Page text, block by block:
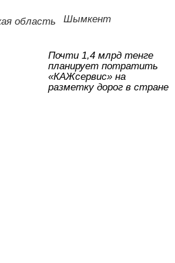
аобласть Шымкент
Почти 1,4 млрд тенге
планирует потратить
«КАЖсервис» на
разметку дорог в стране